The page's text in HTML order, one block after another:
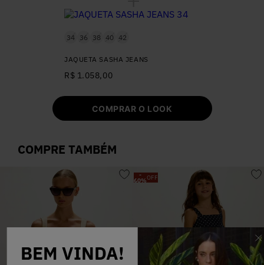
BEM VINDA!
34 36 38 40 42
JAQUETA SASHA JEANS
R$ 1.058,00
COMPRAR O LOOK
COMPRE TAMBÉM
-
60%OFF